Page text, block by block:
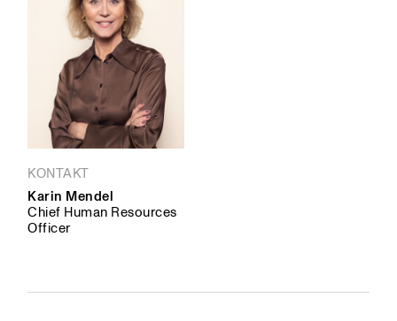
KONTAKT
Karin Mendel
Chief Human Resources
Officer